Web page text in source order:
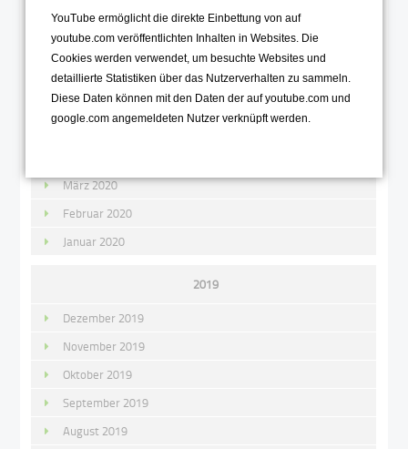
September 2020
August 2020
Juli 2020
Juni 2020
Mai 2020
März 2020
Februar 2020
Januar 2020
2019
Dezember 2019
November 2019
Oktober 2019
September 2019
August 2019
YouTube ermöglicht die direkte Einbettung von auf
youtube.com veröffentlichten Inhalten in Websites. Die
Cookies werden verwendet, um besuchte Websites und
detaillierte Statistiken über das Nutzerverhalten zu sammeln.
Diese Daten können mit den Daten der auf youtube.com und
google.com angemeldeten Nutzer verknüpft werden.